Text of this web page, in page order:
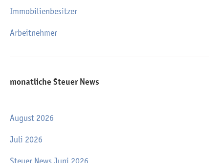
Immobilienbesitzer
Arbeitnehmer
monatliche Steuer News
August 2026
Juli 2026